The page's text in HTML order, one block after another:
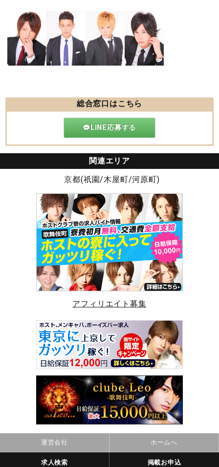
総合窓口はこちら
LINE応募する
関連エリア
京都(祇園/木屋町/河原町)
アフィリエイト募集
運営会社 ホームへ
求人検索 掲載お申込